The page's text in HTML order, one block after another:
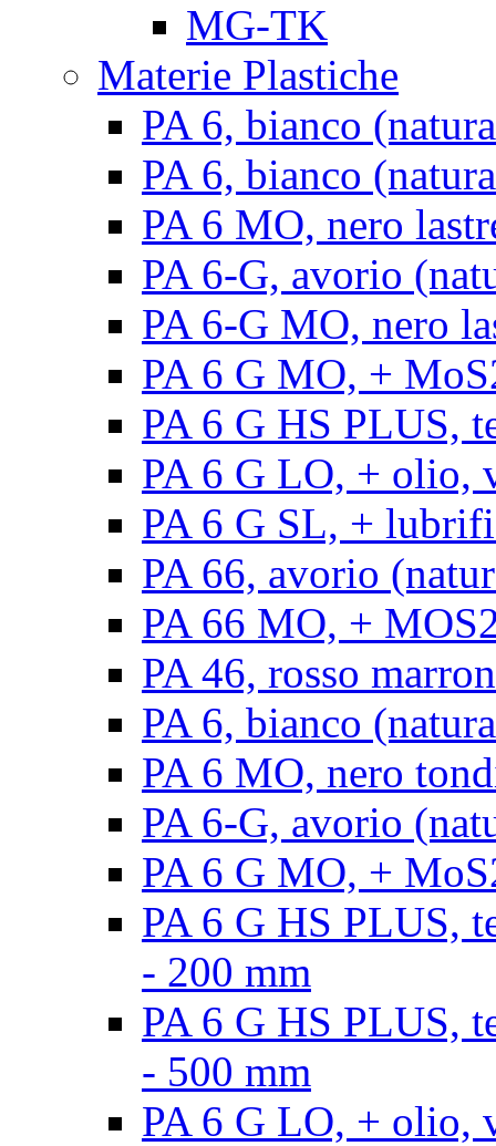
MG-TK
Materie Plastiche
PA 6, bianco
PA 6, bianco
PA 6 MO, nero
PA 6-G, avorio
PA 6-G MO, nero
PA 6 G MO, +
PA 6 G HS PLUS,
PA 6 G LO, + olio,
PA 6 G SL, +
PA 66, avorio
PA 66 MO, +
PA 46, rosso
PA 6, bianco
PA 6 MO, nero
PA 6-G, avorio
PA 6 G MO, +
PA 6 G HS PLUS,
- 200 mm
PA 6 G HS PLUS,
- 500 mm
PA 6 G LO, + olio,